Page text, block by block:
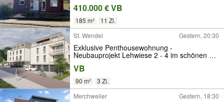
410.000 € VB
185 m²
11 Zi.
St. Wendel
Gestern, 20:30
Exklusive Penthousewohnung -
Neubauprojekt Lehwiese 2 - 4 im schönen St.
VB
90 m²
3 Zi.
Merchweiler
Gestern, 18:30